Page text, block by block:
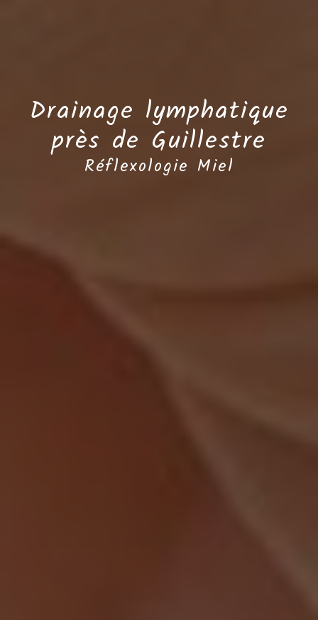
Drainage lymphatique
près de Guillestre
Réflexologie Miel